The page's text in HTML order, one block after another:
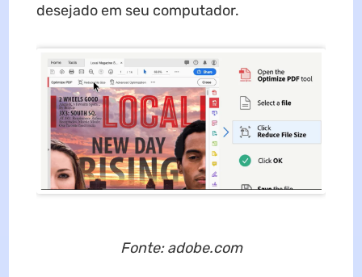
desejado em seu computador.
Fonte: adobe.com